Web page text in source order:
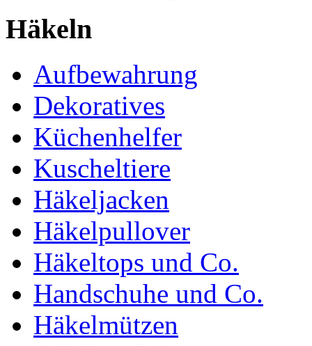
Häkeln
Aufbewahrung
Dekoratives
Küchenhelfer
Kuscheltiere
Häkeljacken
Häkelpullover
Häkeltops und Co.
Handschuhe und Co.
Häkelmützen